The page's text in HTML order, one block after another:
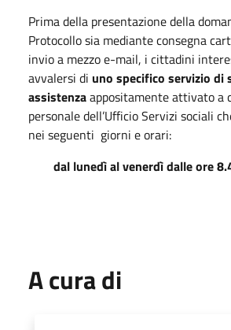
Prima della presentazione della
Protocollo sia mediante consegna
invio a mezzo e-mail, i cittadini
avvalersi di uno specifico servizio di
assistenzaappositamente attivato a
personale dell’Ufficio Servizi sociali
nei seguenti giorni e orari:
dal lunedì al venerdì dalle ore
A cura di